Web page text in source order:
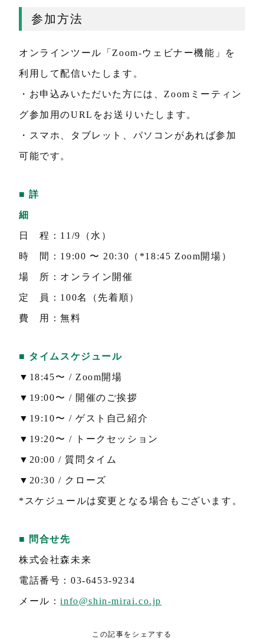
参加方法
オンラインツール「Zoom-ウェビナー機能」を
利用して配信いたします。
・お申込みいただいた方には、Zoomミーティン
グ参加用のURLをお送りいたします。
・スマホ、タブレット、パソコンがあれば参加
可能です。
■ 詳
細
日 程：11/9（水）
時 間：19:00 〜 20:30（*18:45 Zoom開場）
場 所：オンライン開催
定 員：100名（先着順）
費 用：無料
■ タイムスケジュール
▼18:45〜 / Zoom開場
▼19:00〜 / 開催のご挨拶
▼19:10〜 / ゲスト自己紹介
▼19:20〜 / トークセッション
▼20:00 / 質問タイム
▼20:30 / クローズ
*スケジュールは変更となる場合もございます。
■ 問合せ先
株式会社森未来
電話番号：03-6453-9234
メール：info@shin-mirai.co.jp
この記事をシェアする